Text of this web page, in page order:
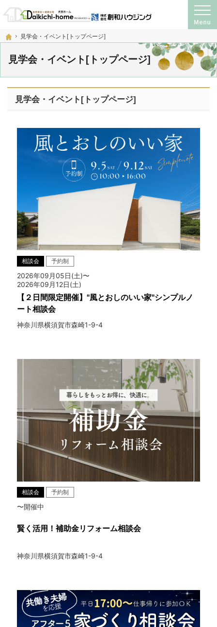
ホーム
見学会・イベント[トップページ]
見学会・イベント[トップページ]
プロの目線からご提案。注文住宅・新築戸建て・リフォームを手がける工務店なら
神奈川県横須賀市・宮城県仙台市の注文住宅・新築戸建て・リフォームを手がけ
見学会・イベント[トップページ]
相談会 予約制
2026年09月05日(土)〜
2026年09月12日(土)
【２日間限定開催】"風とおしのいい家"シンプルノ
ート相談会
神奈川県横須賀市森崎1-9-4
相談会 予約制
〜開催中
賢く活用！補助金リフォーム相談会
神奈川県横須賀市森崎1-9-4